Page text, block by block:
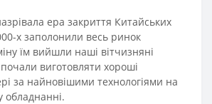
ера закриття Китайських
х заполонили весь ринок
їм вийшли наші вітчизняні
виготовляти хороші
за найновішими технологіями на
обладнанні.